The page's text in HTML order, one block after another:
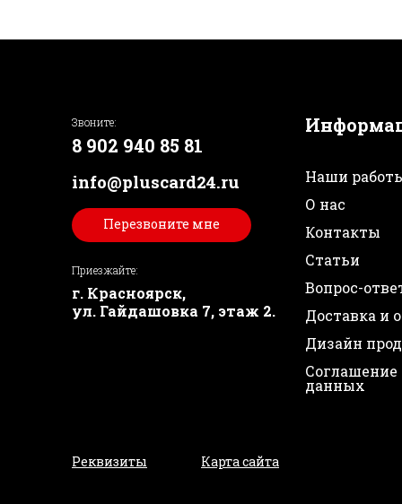
Звоните:
8 902 940 85 81
info@pluscard24.ru
Перезвоните мне
Приезжайте:
г. Красноярск,
ул. Гайдашовка 7, этаж 2.
Наши
О нас
Контакты
Статьи
Вопрос-
Доставка и
Дизайн
Соглашение
данных
Реквизиты Карта сайта